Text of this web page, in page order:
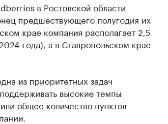
в Ростовской области
предшествующего полугодия их
крае компания располагает 2,5
года), а в Ставропольском крае
из приоритетных задач
высокие темпы
общее количество пунктов